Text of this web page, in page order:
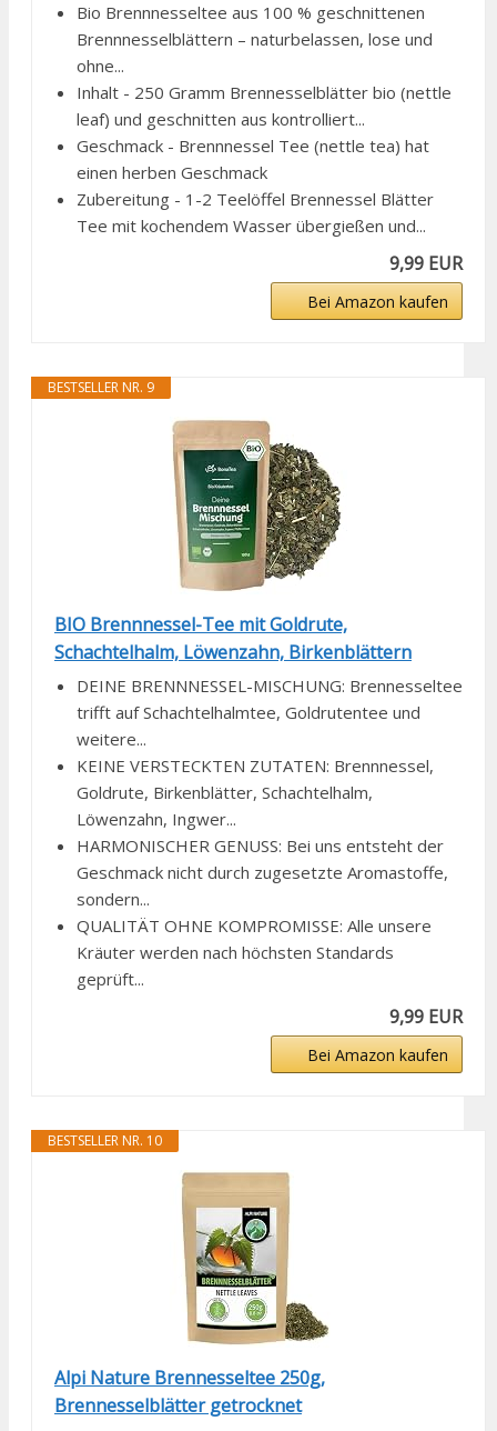
Bio Brennnesseltee aus 100 % geschnittenen
Brennnesselblättern – naturbelassen, lose und
ohne...
Inhalt - 250 Gramm Brennesselblätter bio (nettle
leaf) und geschnitten aus kontrolliert...
Geschmack - Brennnessel Tee (nettle tea) hat
einen herben Geschmack
Zubereitung - 1-2 Teelöffel Brennessel Blätter
Tee mit kochendem Wasser übergießen und...
9,99 EUR
Bei Amazon kaufen
BESTSELLER NR. 9
BIO Brennnessel-Tee mit Goldrute,
Schachtelhalm, Löwenzahn, Birkenblättern
DEINE BRENNNESSEL-MISCHUNG: Brennesseltee
trifft auf Schachtelhalmtee, Goldrutentee und
weitere...
KEINE VERSTECKTEN ZUTATEN: Brennnessel,
Goldrute, Birkenblätter, Schachtelhalm,
Löwenzahn, Ingwer...
HARMONISCHER GENUSS: Bei uns entsteht der
Geschmack nicht durch zugesetzte Aromastoffe,
sondern...
QUALITÄT OHNE KOMPROMISSE: Alle unsere
Kräuter werden nach höchsten Standards
geprüft...
9,99 EUR
Bei Amazon kaufen
BESTSELLER NR. 10
Alpi Nature Brennesseltee 250g,
Brennesselblätter getrocknet